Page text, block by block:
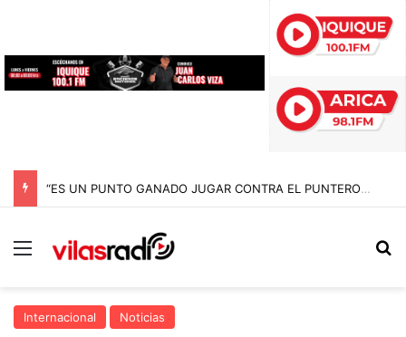
“ES UN PUNTO GANADO JUGAR CONTRA EL PUNTERO” HERNÁN PEÑA TRAS EL EMPATE CON COBRELOA
Menú
Internacional Noticias